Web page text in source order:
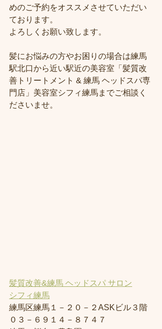
めのご予約をオススメさせていただい
ております。
よろしくお願い致します。
髪にお悩みの方やお困りの場合は練馬
駅北口から近い駅近の美容室「髪質改
善トリートメント & 練馬 ヘッドスパ専
門店」美容室シフィ練馬までご相談く
ださいませ。
髪質改善&練馬 ヘッドスパ サロン
シフィ練馬
練馬区練馬１－２０－２ASKビル３階
０３－６９１４－８７４７